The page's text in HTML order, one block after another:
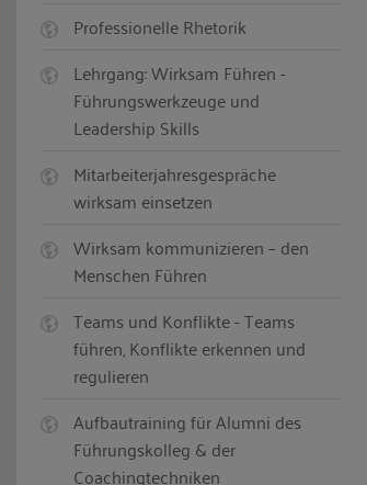
Professionelle Rhetorik
Lehrgang: Wirksam Führen -
Führungswerkzeuge und
Leadership Skills
Mitarbeiterjahresgespräche
wirksam einsetzen
Wirksam kommunizieren – den
Menschen Führen
Teams und Konflikte - Teams
führen, Konflikte erkennen und
regulieren
Aufbautraining für Alumni des
Führungskolleg & der
Coachingtechniken